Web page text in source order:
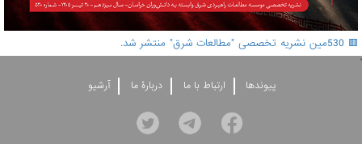
🟥 530مین نشریه تخصصی "مطالعات شرق" منتشر شد.
'
پيوندها ارتباط با ما دربارۀ ما آرشيو